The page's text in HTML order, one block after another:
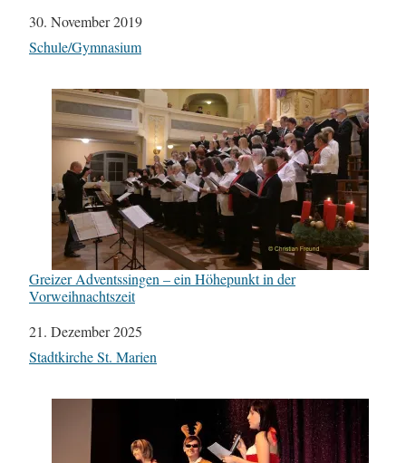
Datum
30. November 2019
In Bezug auf
Schule/Gymnasium
Greizer Adventssingen – ein Höhepunkt in der
Vorweihnachtszeit
Datum
21. Dezember 2025
In Bezug auf
Stadtkirche St. Marien